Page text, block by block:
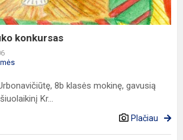
konkursas
8b klasės mokinę, gavusią
Kr...
Plačiau